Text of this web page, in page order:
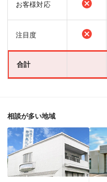
お客様対応
注目度
合計
相談が多い地域